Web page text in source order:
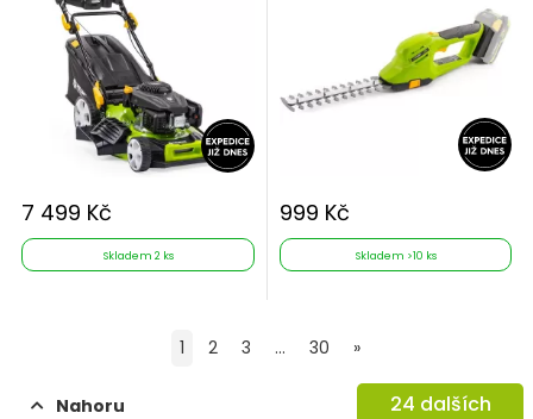
7 499 Kč
Skladem 2 ks
999 Kč
Skladem >10 ks
Nahoru
1 2 3 ... 30 »
24 dalších